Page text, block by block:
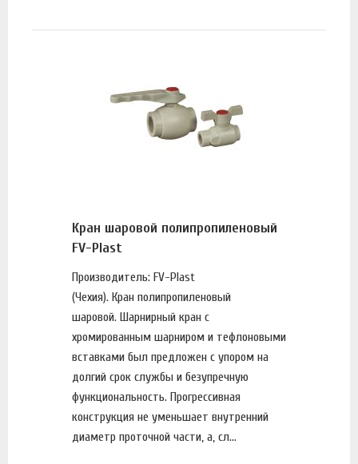
Кран шаровой полипропиленовый
FV-Plast
Производитель: FV-Plast
(Чехия). Кран полипропиленовый
шаровой. Шарнирный кран с
хромированным шарниром и тефлоновыми
вставками был предложен с упором на
долгий срок службы и безупречную
функциональность. Прогрессивная
конструкция не уменьшает внутренний
диаметр проточной части, а, сл...